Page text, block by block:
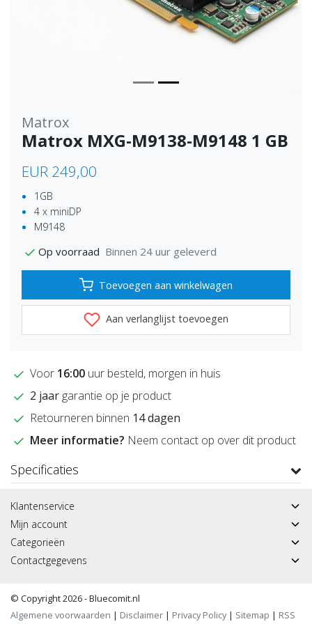
Matrox
Matrox MXG-M9138-M9148 1 GB
EUR 249,00
1GB
4 x miniDP
M9148
Op voorraad Binnen 24 uur geleverd
Toevoegen aan winkelwagen
Aan verlanglijst toevoegen
Voor 16:00 uur besteld, morgen in huis
2 jaargarantie op je product
Retourneren binnen 14 dagen
Meer informatie? Neem contact op over dit product
Specificaties
Klantenservice
Mijn account
Categorieën
Contactgegevens
© Copyright 2026 - Bluecomit.nl
Algemene voorwaarden | Disclaimer | Privacy Policy| Sitemap | RSS